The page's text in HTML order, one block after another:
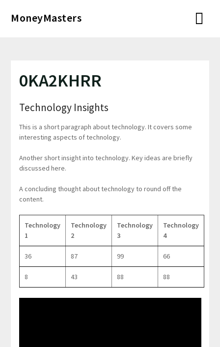
MoneyMasters
0KA2KHRR
Technology Insights
This is a short paragraph about technology. It covers some
interesting aspects of technology.
Another short insight into technology. Key ideas are briefly
discussed here.
A concluding thought about technology to round off the
content.
Technology
1
Technology
2
Technology
3
Technology
4
36 87 99 66
8 43 88 88